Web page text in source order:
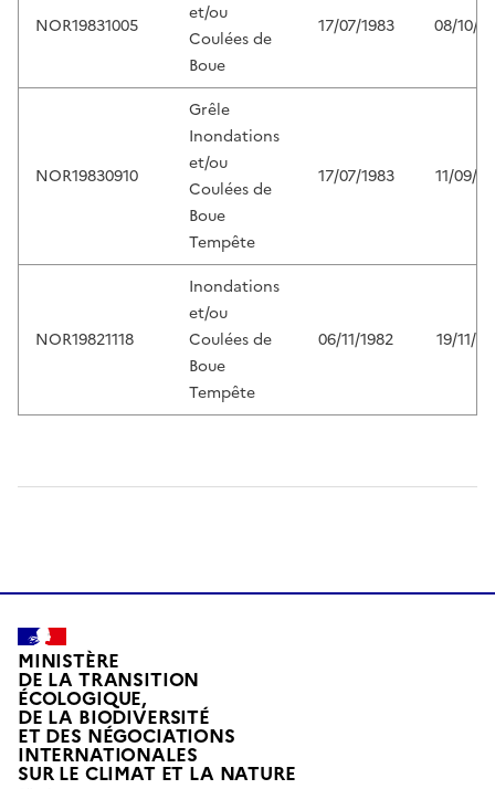
NOR19831005
et/ou
Coulées de
Boue
17/07/1983 08/10/
NOR19830910
Grêle
Inondations
et/ou
Coulées de
Boue
Tempête
17/07/1983 11/09/
NOR19821118
Inondations
et/ou
Coulées de
Boue
Tempête
06/11/1982 19/11/
MINISTÈRE
DE LA TRANSITION
ÉCOLOGIQUE,
DE LA BIODIVERSITÉ
ET DES NÉGOCIATIONS
INTERNATIONALES
SUR LE CLIMAT ET LA NATUREL